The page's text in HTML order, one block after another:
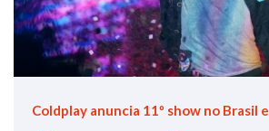
Coldplay anuncia 11º show no Brasil